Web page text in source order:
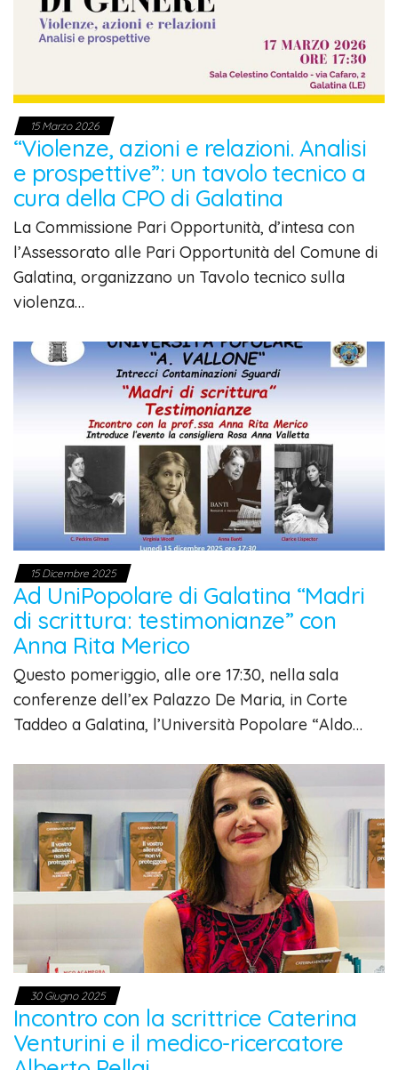
15 Marzo 2026
“Violenze, azioni e relazioni. Analisi
e prospettive”: un tavolo tecnico a
cura della CPO di Galatina
La Commissione Pari Opportunità, d’intesa con
l’Assessorato alle Pari Opportunità del Comune di
Galatina, organizzano un Tavolo tecnico sulla
violenza…
15 Dicembre 2025
Ad UniPopolare di Galatina “Madri
di scrittura: testimonianze” con
Anna Rita Merico
Questo pomeriggio, alle ore 17:30, nella sala
conferenze dell’ex Palazzo De Maria, in Corte
Taddeo a Galatina, l’Università Popolare “Aldo…
30 Giugno 2025
Incontro con la scrittrice Caterina
Venturini e il medico-ricercatore